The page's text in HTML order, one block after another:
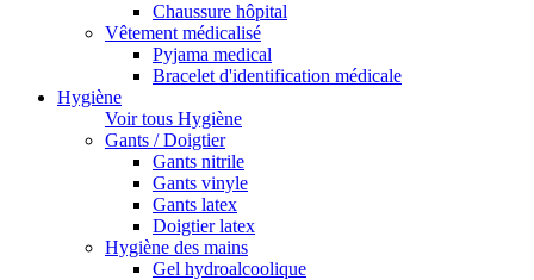
Chaussure hôpital
Vêtement médicalisé
Pyjama medical
Bracelet d'identification médicale
Hygiène
Voir tous Hygiène
Gants / Doigtier
Gants nitrile
Gants vinyle
Gants latex
Doigtier latex
Hygiène des mains
Gel hydroalcoolique